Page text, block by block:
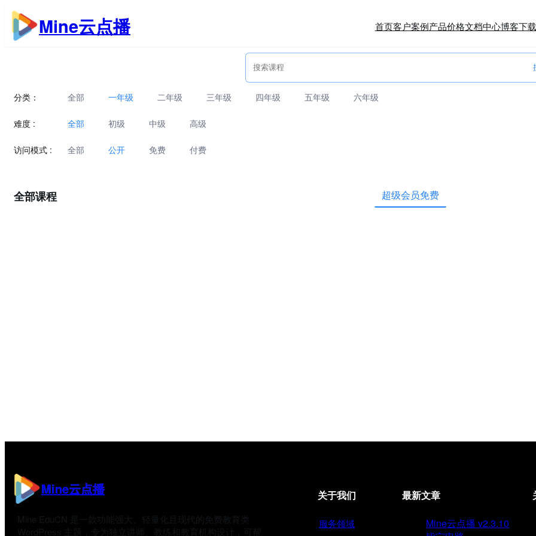
跳
至
内
Mine云点播 首页客户案例产品价格文档中心博客下载
分类： 全部 一年级 二年级 三年级 四年级 五年级 六年级
难度 : 全部 初级 中级 高级
访问模式 : 全部 公开 免费 付费
全部课程 超级会员免费
Mine云点播
Mine EduCN 是一款功能强大、轻量化且现代的免费教育类
WordPress 主题，专为独立讲师、教练和教育机构设计，可帮
关于我们
服务领域
最新文章
Mine云点播 v2.3.10